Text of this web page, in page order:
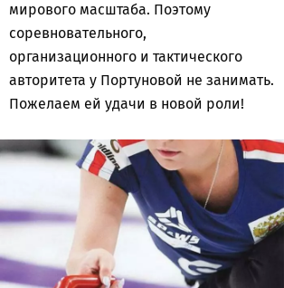
мирового масштаба. Поэтому
соревновательного,
организационного и тактического
авторитета у Портуновой не занимать.
Пожелаем ей удачи в новой роли!